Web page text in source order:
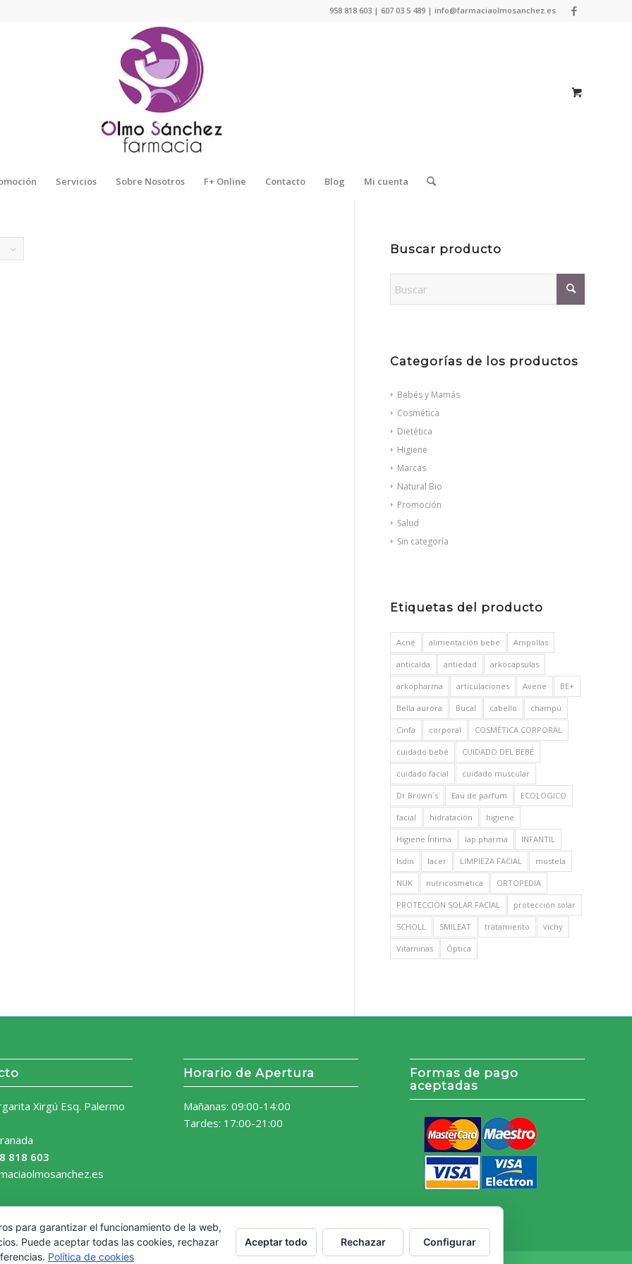
958 818 603 | 607 03 5 489 | info@farmaciaolmosanchez.es
Servicios Sobre Nosotros F+ Online Contacto Blog Mi cuenta
Buscar producto
Categorías de los productos
Bebés y Mamás
Cosmética
Dietética
Higiene
Marcas
Natural Bio
Promoción
Salud
Sin categoría
Etiquetas del producto
Acné alimentación bebe Ampollas
anticaida antiedad arkocapsulas
arkopharma articulaciones Avene BE+
Bella aurora Bucal cabello champú
Cinfa corporal COSMÉTICA CORPORAL
cuidado bebé CUIDADO DEL BEBÉ
cuidado facial cuidado muscular
Dr Brown´s Eau de parfum ECOLOGICO
facial hidratación higiene
Higiene Íntima Iap pharma INFANTIL
Isdin lacer LIMPIEZA FACIAL mustela
NUK nutricosmetica ORTOPEDIA
PROTECCIÓN SOLAR FACIAL protección solar
SCHOLL SMILEAT tratamiento vichy
Vitaminas Óptica
Xirgú Esq. Palermo
818 603
Horario de Apertura
Mañanas: 09:00-14:00
Tardes: 17:00-21:00
Formas de pago
aceptadas
para garantizar el funcionamiento de la web,
Puede aceptar todas las cookies, rechazar
Política de cookies
Aceptar todo Rechazar Configurar